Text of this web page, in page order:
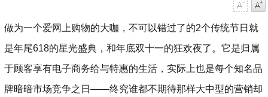
做为一个爱网上购物的大咖，不可以错过了的2个传统节日就
是年尾618的星光盛典，和年底双十一的狂欢夜了。它是归属
于顾客享有电子商务给与特惠的生活，实际上也是每个知名品
牌暗暗市场竞争之日——终究谁都不期待那样大中型的营销却